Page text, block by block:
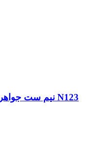
نیم ست جواهری نقره ایتالیایی نگین اشک کد N123